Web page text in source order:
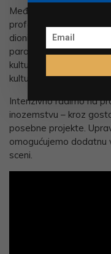
Međunarodno iskustvo
profesionalnom
dionik promocije
paralelno s time –
kulturnog života koji su
kulture.
Intenzivno radimo na
inozemstvu – kroz
posebne projekte.
omogućujemo dodatnu
sceni.